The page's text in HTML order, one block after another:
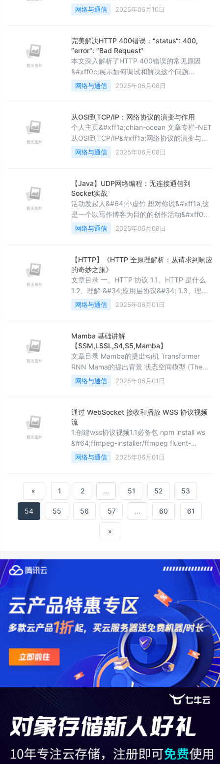
SDK&#xff0c;使用 Visual Studio 和 Q
项目笔记吧~ 本文项目代码编写收尾
&#xff01;日志器类 (Logger) 设计&#xff08;建
交互。当我们需要使用日志系统打印 log 时
&#xff0c;只需创建 Logger 对象&#xff0c;调用
该对象的 debug、
网络与通信 2025年06月10日
完美解决HTTP 400错误：“status“: 400,
“error“: “Bad Request“
本文深入解析了HTTP 400错误的常见原因
&#xff0c;展示如何调试和解决这个问题
&#xff0c;并结合实际代码示例进行说明。关键
点总结&#xff1a;1. 检查URL、方法、头信息、
求体内容和服务器期望的格式一致。3. 使用调
试工具(cURL, Postman)手动测试&#xff0c;逐
步排除错误。4. 增加日志和异常处理&#xff0c;
网络与通信 2025年06月08日
从OSI到TCP/IP：网络协议的演变与作用
个人主页&#xff1a;chian-ocean 文章专栏-NET
从OSI到TCP/IP&#xff1a;网络协议的演变与作
用 个人主页&#xff1a;chian-ocean 文章专栏-
NET 前言 网络发展 LAN WAN 协议 举个例子
模型参考 OSI各个分层的
网络与通信 2025年06月08日
【Java】UDP网络编程：无连接通信到
Socket实战
活动发起人&#64;小虚竹 想对你说&#xff1a;这
是一个以写作博客为目的的创作活动&#xff0c;
旨在鼓励大学生博主们挖掘自己的创作潜能
&#xff0c;展现自己的写作才华。如果你是一位
&#xff0c;那么&#xff0c;快来参加吧&#xff01;我
们一起发掘写作的魅力&#xff0c;书写出属于我
们的故事。我们诚挚邀请你参加为期14天的创
作挑战赛&#xff
网络与通信 2025年06月08日
【HTTP】《HTTP 全原理解析：从请求到响应
的奇妙之旅》
文章目录 一、HTTP 协议 1.1、HTTP 是什么
1.2、理解 &#34;应用层协议&#34; 1.3、理解
HTTP 协议的工作过程 1.4、HTTP协议格式
1.5、协议格式总结 二、HTTP 请求 1.1、认识
网络与通信 2025年06月01日
Mamba 基础讲解
【SSM,LSSL,S4,S5,Mamba】
文章目录 Mamba的提出动机 Transformer
RNN Mama的提出背景 状态空间模型 (The
State Space Model, SSM) 线性状态空间层
(Linear State-Space Layer, LSSL) 结构化序
Spaces for Sequences, S4&#xff09
网络与通信 2025年06月01日
通过 WebSocket 接收和播放 WSS 协议视频
流
1.创建wss协议视频1.1必备包 npm install ws
&#64;ffmpeg-installer/ffmpeg fluent-
ffmpeg 说明&#xff1a;安装以下三个包。1.2代
码实现说明&#xff1a;创建WebSocket服务器
WebSocketServer } from &#39;ws&#39;;
网络与通信 2025年06月01日
« 1 2 ... 51 52 53
54 55 56 57 ... 60 61
»